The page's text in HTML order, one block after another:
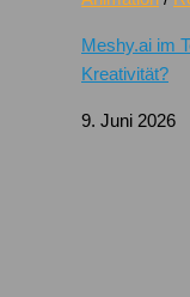
Meshy.ai im
Kreativität?
9. Juni 2026